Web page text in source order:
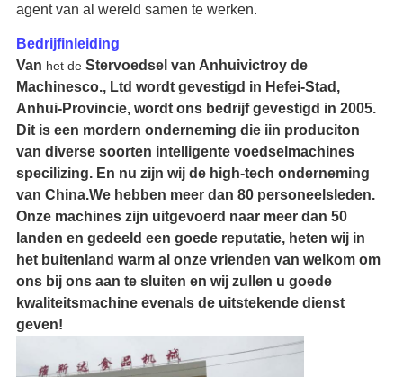
agent van al wereld samen te werken.
Bedrijfinleiding
Van het de Stervoedsel van Anhuivictroy de
Machinesco., Ltd wordt gevestigd in Hefei-Stad,
Anhui-Provincie, wordt ons bedrijf gevestigd in 2005.
Dit is een mordern onderneming die iin produciton
van diverse soorten intelligente voedselmachines
specilizing. En nu zijn wij de high-tech onderneming
van China.We hebben meer dan 80 personeelsleden.
Onze machines zijn uitgevoerd naar meer dan 50
landen en gedeeld een goede reputatie, heten wij in
het buitenland warm al onze vrienden van welkom om
ons bij ons aan te sluiten en wij zullen u goede
kwaliteitsmachine evenals de uitstekende dienst
geven!